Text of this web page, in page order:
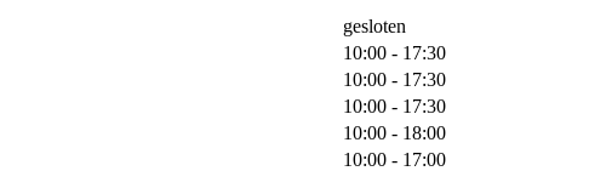
gesloten
10:00 - 17:30
10:00 - 17:30
10:00 - 17:30
10:00 - 18:00
10:00 - 17:00